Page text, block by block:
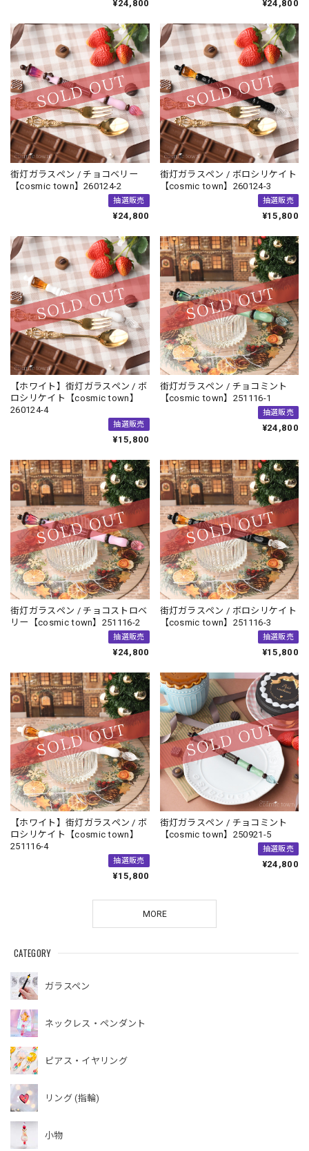
CATEGORY
ガラスペン
ネックレス・ペンダント
ピアス・イヤリング
リング (指輪)
小物
¥24,800 ¥24,800
街灯ガラスペン / チョコベリー
【cosmic town】260124-2
抽選販売
¥24,800
街灯ガラスペン / ボロシリケイト
【cosmic town】260124-3
抽選販売
¥15,800
【ホワイト】街灯ガラスペン / ボ
ロシリケイト【cosmic town】
260124-4
抽選販売
¥15,800
街灯ガラスペン / チョコミント
【cosmic town】251116-1
抽選販売
¥24,800
街灯ガラスペン / チョコストロベ
リー【cosmic town】251116-2
抽選販売
¥24,800
街灯ガラスペン / ボロシリケイト
【cosmic town】251116-3
抽選販売
¥15,800
【ホワイト】街灯ガラスペン / ボ
ロシリケイト【cosmic town】
251116-4
抽選販売
¥15,800
街灯ガラスペン / チョコミント
【cosmic town】250921-5
抽選販売
¥24,800
MORE